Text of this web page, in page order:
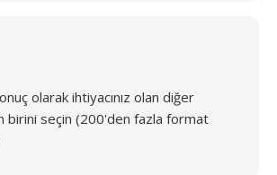
olarak ihtiyacınız olan diğer
birini seçin (200'den fazla format